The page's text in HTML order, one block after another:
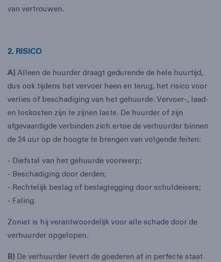
van vertrouwen.
2. RISICO
A) Alleen de huurder draagt gedurende de hele huurtijd,
dus ook tijdens het vervoer heen en terug, het risico voor
verlies of beschadiging van het gehuurde. Vervoer-, laad-
en loskosten zijn te zijnen laste. De huurder of zijn
afgevaardigde verbinden zich ertoe de verhuurder binnen
de 24 uur op de hoogte te brengen van volgende feiten:
- Diefstal van het gehuurde voorwerp;
- Beschadiging door derden;
- Rechtelijk beslag of beslaglegging door schuldeisers;
- Faling.
Zoniet is hij verantwoordelijk voor alle schade door de
verhuurder opgelopen.
B) De verhuurder levert de goederen af in perfecte staat